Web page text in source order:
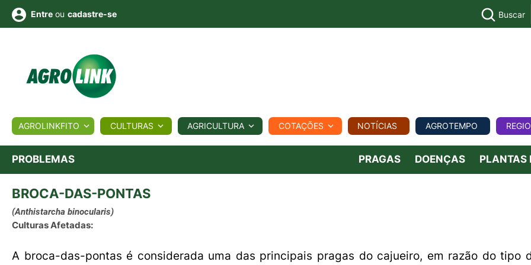
BIOLÓGICOS COTAÇÕES NOTÍCIAS AGROTEMPO REGIONAL COMERCIAL AGROVIAGENS
Conversor Colunistas Eventos
Entre ou cadastre-se Buscar
AGROLINKFITO CULTURAS AGRICULTURA COTAÇÕES NOTÍCIAS AGROTEMPO
PROBLEMAS PRAGAS DOENÇAS PLANTAS
BROCA-DAS-PONTAS
(Anthistarcha binocularis)
Culturas Afetadas:
A broca-das-pontas é considerada uma das principais pragas do cajueiro, em razão do tipo